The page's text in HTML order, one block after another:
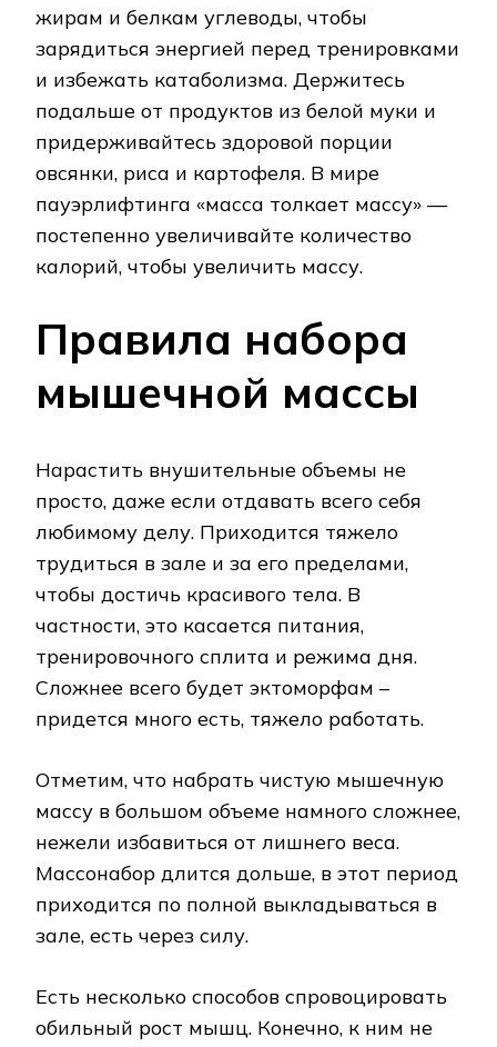
жирам и белкам углеводы, чтобы
зарядиться энергией перед тренировками
и избежать катаболизма. Держитесь
подальше от продуктов из белой муки и
придерживайтесь здоровой порции
овсянки, риса и картофеля. В мире
пауэрлифтинга «масса толкает массу» —
постепенно увеличивайте количество
калорий, чтобы увеличить массу.
Правила набора
мышечной массы
Нарастить внушительные объемы не
просто, даже если отдавать всего себя
любимому делу. Приходится тяжело
трудиться в зале и за его пределами,
чтобы достичь красивого тела. В
частности, это касается питания,
тренировочного сплита и режима дня.
Сложнее всего будет эктоморфам –
придется много есть, тяжело работать.
Отметим, что набрать чистую мышечную
массу в большом объеме намного сложнее,
нежели избавиться от лишнего веса.
Массонабор длится дольше, в этот период
приходится по полной выкладываться в
зале, есть через силу.
Есть несколько способов спровоцировать
обильный рост мышц. Конечно, к ним не